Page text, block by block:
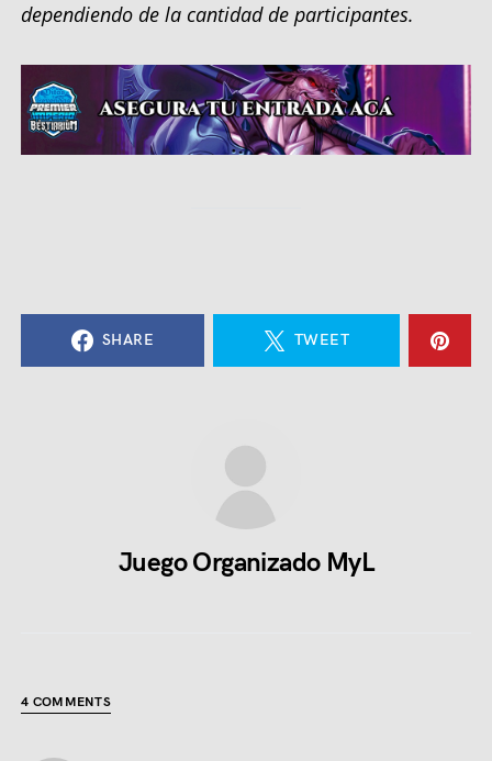
dependiendo de la cantidad de participantes.
SHARE TWEET
Juego Organizado MyL
4 COMMENTS